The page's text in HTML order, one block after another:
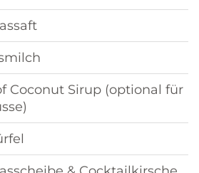
Coconut Sirup (optional für